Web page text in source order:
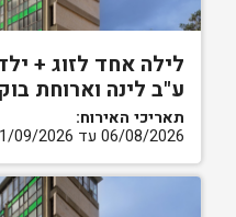
לילה אחד לזוג +
ע"ב לינה וארוחת
תאריכי האירוח:
06/08/2026 עד 01/09/2026